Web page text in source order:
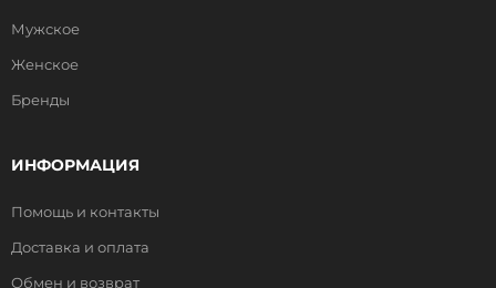
Мужское
Женское
Бренды
ИНФОРМАЦИЯ
Помощь и контакты
Доставка и оплата
Обмен и возврат